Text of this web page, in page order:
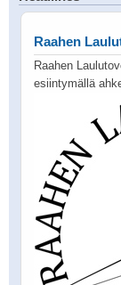
Raahen
Raahen
esiintymällä